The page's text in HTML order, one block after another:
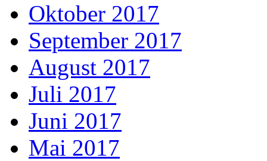
Oktober 2017
September 2017
August 2017
Juli 2017
Juni 2017
Mai 2017